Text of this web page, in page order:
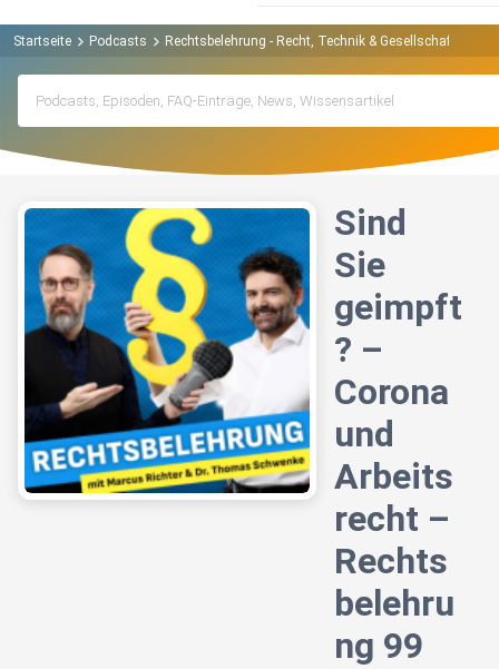
Startseite Podcasts Rechtsbelehrung - Recht, Technik & Gesellschaft
Sind
Sie
geimpft
? –
Corona
und
Arbeits
recht –
Rechts
belehru
ng 99